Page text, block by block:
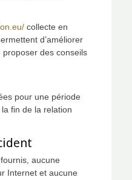
collecte en
d’améliorer
proposer des conseils
pour une période
fin de la relation
aucune
Internet et aucune